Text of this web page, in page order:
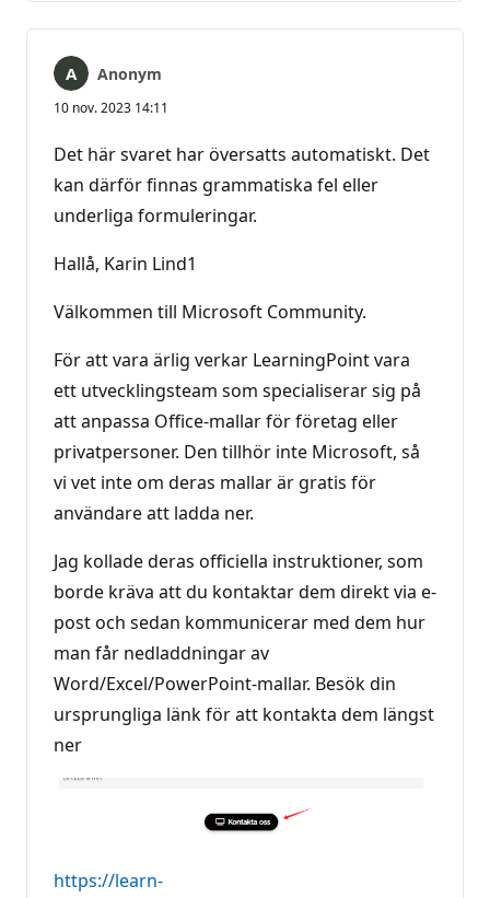
Anonym
10 nov. 2023 14:11
Det här svaret har översatts automatiskt. Det
kan därför finnas grammatiska fel eller
underliga formuleringar.
Hallå, Karin Lind1
Välkommen till Microsoft Community.
För att vara ärlig verkar LearningPoint vara
ett utvecklingsteam som specialiserar sig på
att anpassa Office-mallar för företag eller
privatpersoner. Den tillhör inte Microsoft, så
vi vet inte om deras mallar är gratis för
användare att ladda ner.
Jag kollade deras officiella instruktioner, som
borde kräva att du kontaktar dem direkt via e-
post och sedan kommunicerar med dem hur
man får nedladdningar av
Word/Excel/PowerPoint-mallar. Besök din
ursprungliga länk för att kontakta dem längst
ner
https://learn-